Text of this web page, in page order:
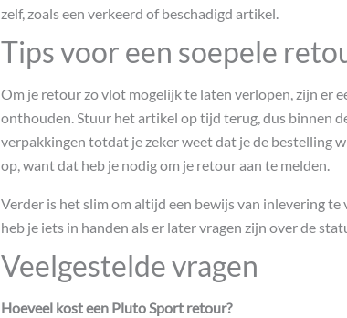
zelf, zoals een verkeerd of beschadigd artikel.
Tips voor een soepele
Om je retour zo vlot mogelijk te laten verlopen, zijn er
onthouden. Stuur het artikel op tijd terug, dus binnen
verpakkingen totdat je zeker weet dat je de bestelling
op, want dat heb je nodig om je retour aan te melden.
Verder is het slim om altijd een bewijs van inlevering
heb je iets in handen als er later vragen zijn over de
Veelgestelde vragen
Hoeveel kost een Pluto Sport retour?